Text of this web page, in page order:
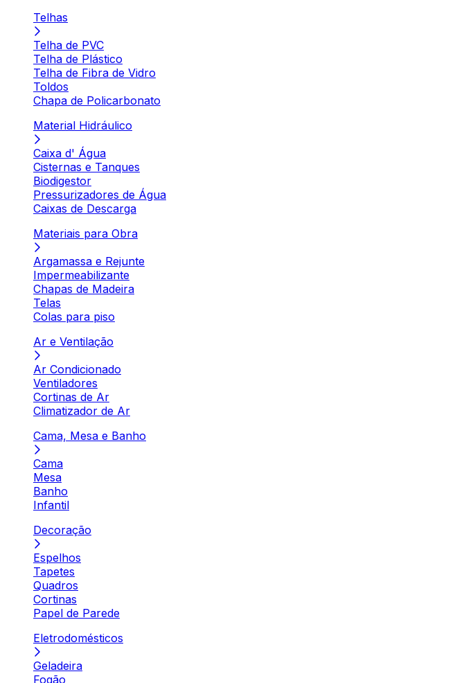
Telhas
Telha de PVC
Telha de Plástico
Telha de Fibra de Vidro
Toldos
Chapa de Policarbonato
Material Hidráulico
Caixa d' Água
Cisternas e Tanques
Biodigestor
Pressurizadores de Água
Caixas de Descarga
Materiais para Obra
Argamassa e Rejunte
Impermeabilizante
Chapas de Madeira
Telas
Colas para piso
Ar e Ventilação
Ar Condicionado
Ventiladores
Cortinas de Ar
Climatizador de Ar
Cama, Mesa e Banho
Cama
Mesa
Banho
Infantil
Decoração
Espelhos
Tapetes
Quadros
Cortinas
Papel de Parede
Eletrodomésticos
Geladeira
Fogão